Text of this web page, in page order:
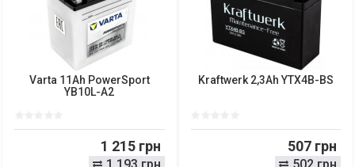
Varta 11Ah PowerSport
YB10L-A2
1 215 грн
Kraftwerk 2,3Ah YTX4B-BS
507 грн